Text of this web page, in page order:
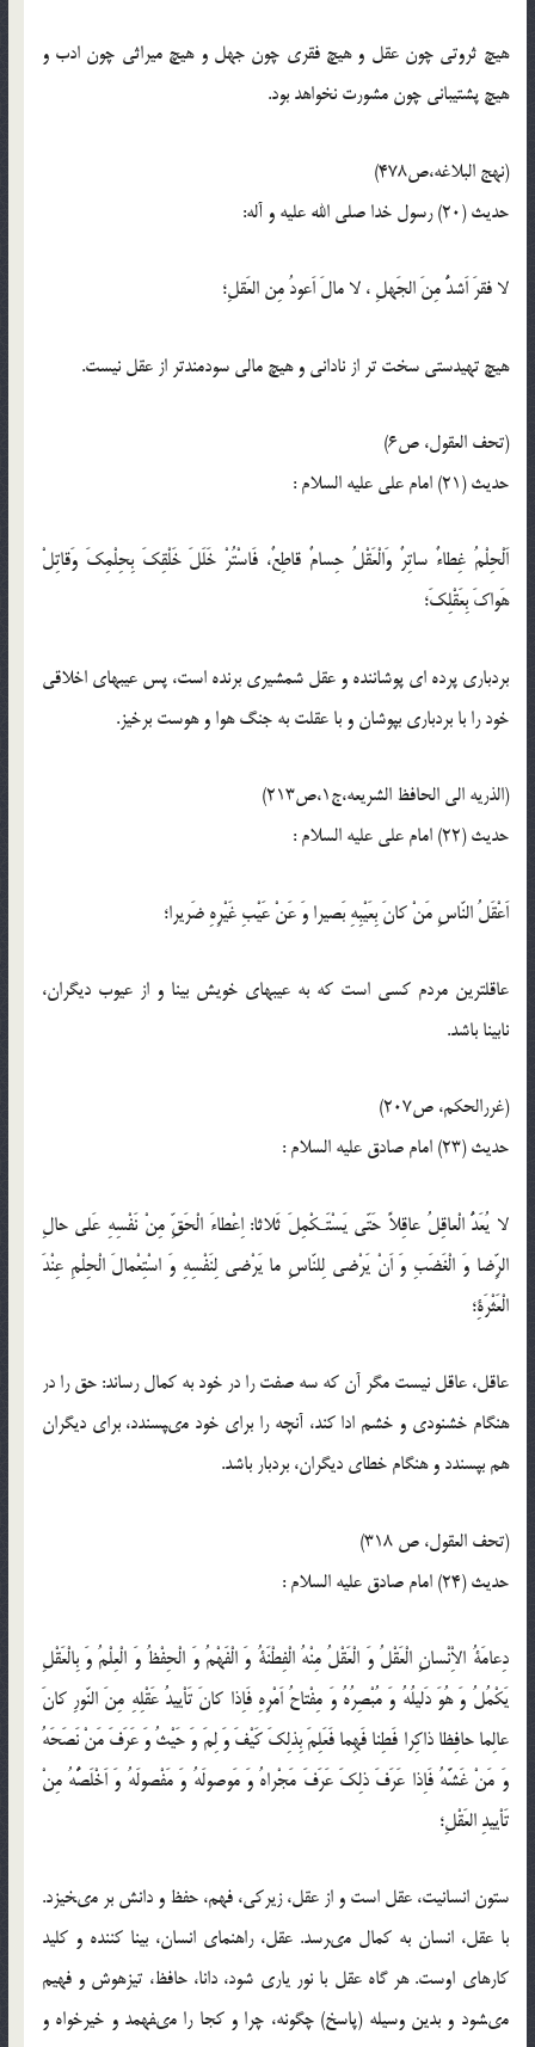
هیچ ثروتی چون عقل و هیچ فقری چون جهل و هیچ میراثی چون ادب و
هیچ پشتیبانی چون مشورت نخواهد بود.
(نهج البلاغه،ص478)
حدیث (20) رسول خدا صلی الله علیه و آله:
لا فقرَ اَشدُّ مِنَ الجَهلِ ، لا مالَ اَعودُ مِن العَقلِ؛
هیچ تهیدستی سخت تر از نادانی و هیچ مالی سودمندتر از عقل نیست.
(تحف العقول، ص6)
حدیث (21) امام على عليه‏ السلام :
اَلْحِلْمُ غِطاءٌ ساتِرٌ وَالْعَقْلُ حِسامٌ قاطِعٌ، فَاسْتُرْ خَلَلَ خَلْقِكَ بِحِلْمِكَ وَقاتِلْ
هَواكَ بِعَقْلِكَ؛
بردبارى پرده ‏اى پوشاننده و عقل شمشيرى برنده است، پس عيبهاى اخلاقى
خود را با بردبارى بپوشان و با عقلت به جنگ هوا و هوست برخيز.
(الذریه الی الحافظ الشریعه،ج1،ص213)
حدیث (22) امام على عليه‏ السلام :
اَعْقَلُ النّاسِ مَنْ كانَ بِعَيْبِهِ بَصيرا وَ عَنْ عَيْبِ غَيْرِهِ ضَريرا؛
عاقل‏ترين مردم كسى است كه به عيب‏هاى خويش بينا و از عيوب ديگران،
نابينا باشد.
(غررالحكم، ص207)
حدیث (23) امام صادق عليه‏ السلام :
لا يُعَدُّ الْعاقِلُ عاقِلاً حَتّى يَسْتَـكْمِلَ ثَلاثا: اِعْطاءَ الْحَقِّ مِنْ نَفْسِهِ عَلى حالِ
الرِّضا وَ الْغَضَبِ وَ اَنْ يَرْضى لِلنّاسِ ما يَرْضى لِنَفْسِهِ وَ اسْتِعْمالَ الْحِلْمِ عِنْدَ
الْعَثْرَةِ؛
عاقل، عاقل نيست مگر آن كه سه صفت را در خود به كمال رساند: حق را در
هنگام خشنودى و خشم ادا كند، آنچه را براى خود مى‏پسندد، براى ديگران
هم بپسندد و هنگام خطاى ديگران، بردبار باشد.
(تحف العقول، ص 318)
حدیث (24) امام صادق عليه‏ السلام :
دِعامَةُ الاِْنْسانِ الْعَقْلُ وَ الْعَقْلُ مِنْهُ الْفِطْنَةُ وَ الْفَهْمُ وَ الْحِفْظُ وَ الْعِلْمُ وَ بِالْعَقْلِ
يَكْمُلُ وَ هُوَ دَليلُهُ وَ مُبْصِرُهُ وَ مِفْتاحُ اَمْرِهِ فَاِذا كانَ تَاْييدُ عَقْلِهِ مِنَ النّورِ كانَ
عالِما حافِظا ذاكِرا فَطِنا فَهِما فَعَلِمَ بِذلِكَ كَيْفَ وَ لِمَ وَ حَيْثُ وَ عَرَفَ مَنْ نَصَحَهُ
وَ مَنْ غَشَّهُ فَاِذا عَرَفَ ذلِكَ عَرَفَ مَجْراهُ وَ مَوصولَهُ وَ مَفْصولَهُ وَ اَخْلَصَُّهُ مِنْ
تَاْييدِ العَقْلِ؛
ستون انسانيت، عقل است و از عقل، زيركى، فهم، حفظ و دانش بر مى‏خيزد.
با عقل، انسان به كمال مى‏رسد. عقل، راهنماى انسان، بينا كننده و كليد
كارهاى اوست. هر گاه عقل با نور يارى شود، دانا، حافظ، تيزهوش و فهيم
مى‏شود و بدين وسيله (پاسخ) چگونه، چرا و كجا را مى‏فهمد و خيرخواه و